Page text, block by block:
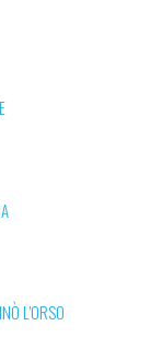
L’ORSO